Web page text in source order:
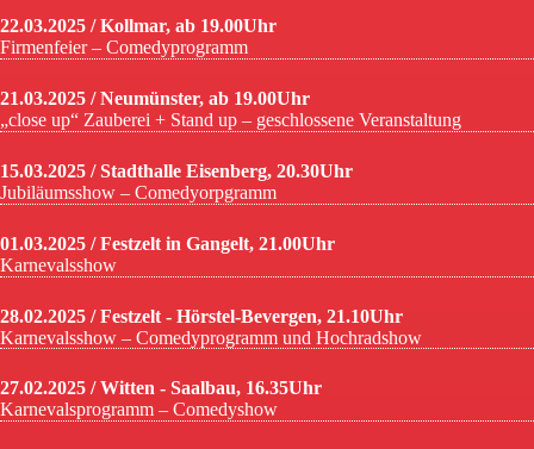
22.03.2025 / Kollmar, ab 19.00Uhr
Firmenfeier – Comedyprogramm
21.03.2025 / Neumünster, ab 19.00Uhr
„close up“ Zauberei + Stand up – geschlossene Veranstaltung
15.03.2025 / Stadthalle Eisenberg, 20.30Uhr
Jubiläumsshow – Comedyorpgramm
01.03.2025 / Festzelt in Gangelt, 21.00Uhr
Karnevalsshow
28.02.2025 / Festzelt - Hörstel-Bevergen, 21.10Uhr
Karnevalsshow – Comedyprogramm und Hochradshow
27.02.2025 / Witten - Saalbau, 16.35Uhr
Karnevalsprogramm – Comedyshow